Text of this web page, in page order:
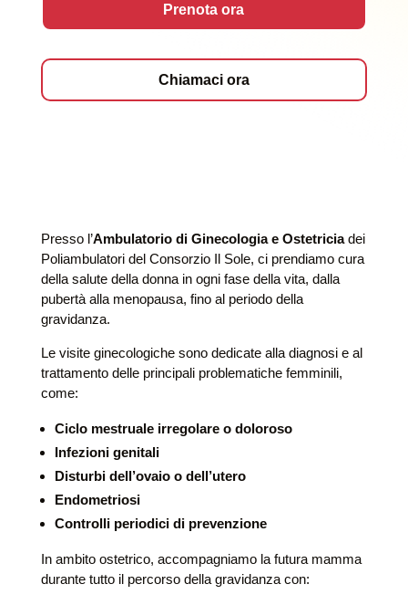
Prenota ora
Chiamaci ora
Presso l’Ambulatorio di Ginecologia e Ostetriciadei
Poliambulatori del Consorzio Il Sole, ci prendiamo cura
della salute della donna in ogni fase della vita, dalla
pubertà alla menopausa, fino al periodo della
gravidanza.
Le visite ginecologiche sono dedicate alla diagnosi e al
trattamento delle principali problematiche femminili,
come:
Ciclo mestruale irregolare o doloroso
Infezioni genitali
Disturbi dell’ovaio o dell’utero
Endometriosi
Controlli periodici di prevenzione
In ambito ostetrico, accompagniamo la futura mamma
durante tutto il percorso della gravidanza con: